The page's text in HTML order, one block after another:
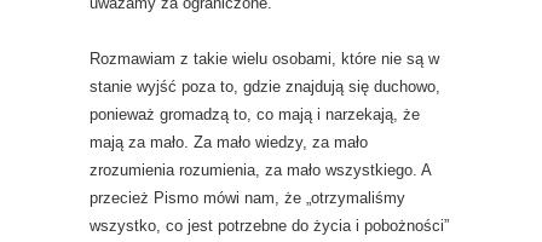
Rozmawiam z takie wielu osobami, które nie są w
stanie wyjść poza to, gdzie znajdują się duchowo,
ponieważ gromadzą to, co mają i narzekają, że
mają za mało. Za mało wiedzy, za mało
zrozumienia rozumienia, za mało wszystkiego. A
przecież Pismo mówi nam, że „otrzymaliśmy
wszystko, co jest potrzebne do życia i pobożności”